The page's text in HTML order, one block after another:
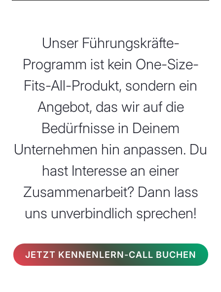
Unser Führungskräfte-
Programm ist kein One-Size-
Fits-All-Produkt, sondern ein
Angebot, das wir auf die
Bedürfnisse in Deinem
Unternehmen hin anpassen. Du
hast Interesse an einer
Zusammenarbeit? Dann lass
uns unverbindlich sprechen!
JETZT KENNENLERN-CALL BUCHEN